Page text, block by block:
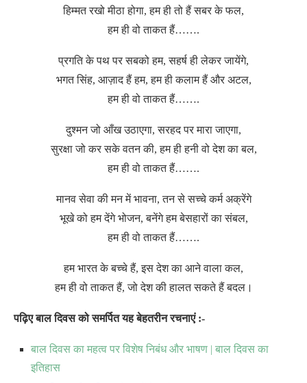
हिम्मत रखो मीठा होगा, हम ही तो हैं सबर के फल,
हम ही वो ताकत हैं…….
प्रगति के पथ पर सबको हम, सहर्ष ही लेकर जायेंगे,
भगत सिंह, आज़ाद हैं हम, हम ही कलाम हैं और अटल,
हम ही वो ताकत हैं…….
दुश्मन जो आँख उठाएगा, सरहद पर मारा जाएगा,
सुरक्षा जो कर सके वतन की, हम ही हनी वो देश का बल,
हम ही वो ताकत हैं…….
मानव सेवा की मन में भावना, तन से सच्चे कर्म अक्रेंगे
भूखे को हम देंगे भोजन, बनेंगे हम बेसहारों का संबल,
हम ही वो ताकत हैं…….
हम भारत के बच्चे हैं, इस देश का आने वाला कल,
हम ही वो ताकत हैं, जो देश की हालत सकते हैं बदल।
पढ़िए बाल दिवस को समर्पित यह बेहतरीन रचनाएं :-
बाल दिवस का महत्व पर विशेष निबंध और भाषण | बाल दिवस का
इतिहास